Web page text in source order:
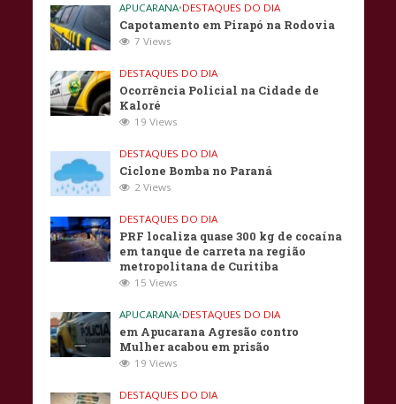
APUCARANA•DESTAQUES DO DIA
Capotamento em Pirapó na Rodovia
7 Views
DESTAQUES DO DIA
Ocorrência Policial na Cidade de
Kaloré
19 Views
DESTAQUES DO DIA
Ciclone Bomba no Paraná
2 Views
DESTAQUES DO DIA
PRF localiza quase 300 kg de cocaína
em tanque de carreta na região
metropolitana de Curitiba
15 Views
APUCARANA•DESTAQUES DO DIA
em Apucarana Agresão contro
Mulher acabou em prisão
19 Views
DESTAQUES DO DIA